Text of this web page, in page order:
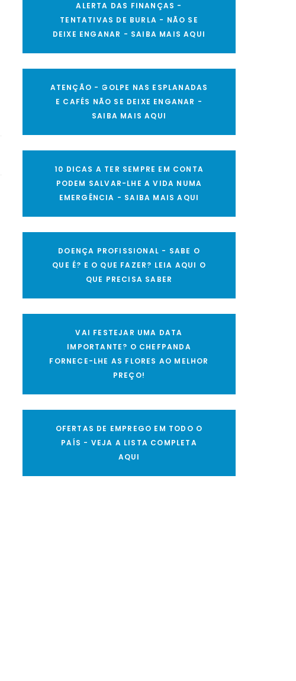
ALERTA DAS FINANÇAS -
TENTATIVAS DE BURLA - NÃO SE
DEIXE ENGANAR - SAIBA MAIS AQUI
ATENÇÃO - GOLPE NAS ESPLANADAS
E CAFÉS NÃO SE DEIXE ENGANAR -
SAIBA MAIS AQUI
10 DICAS A TER SEMPRE EM CONTA
PODEM SALVAR-LHE A VIDA NUMA
EMERGÊNCIA - SAIBA MAIS AQUI
DOENÇA PROFISSIONAL - SABE O
QUE É? E O QUE FAZER? LEIA AQUI O
QUE PRECISA SABER
VAI FESTEJAR UMA DATA
IMPORTANTE? O CHEFPANDA
FORNECE-LHE AS FLORES AO MELHOR
PREÇO!
OFERTAS DE EMPREGO EM TODO O
PAÍS - VEJA A LISTA COMPLETA
AQUI